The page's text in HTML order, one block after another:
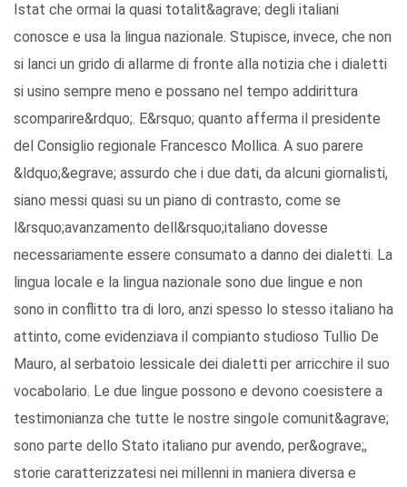
Istat che ormai la quasi totalit&agrave; degli italiani
conosce e usa la lingua nazionale. Stupisce, invece, che non
si lanci un grido di allarme di fronte alla notizia che i dialetti
si usino sempre meno e possano nel tempo addirittura
scomparire&rdquo;. E&rsquo; quanto afferma il presidente
del Consiglio regionale Francesco Mollica. A suo parere
&ldquo;&egrave; assurdo che i due dati, da alcuni giornalisti,
siano messi quasi su un piano di contrasto, come se
l&rsquo;avanzamento dell&rsquo;italiano dovesse
necessariamente essere consumato a danno dei dialetti. La
lingua locale e la lingua nazionale sono due lingue e non
sono in conflitto tra di loro, anzi spesso lo stesso italiano ha
attinto, come evidenziava il compianto studioso Tullio De
Mauro, al serbatoio lessicale dei dialetti per arricchire il suo
vocabolario. Le due lingue possono e devono coesistere a
testimonianza che tutte le nostre singole comunit&agrave;
sono parte dello Stato italiano pur avendo, per&ograve;,
storie caratterizzatesi nei millenni in maniera diversa e